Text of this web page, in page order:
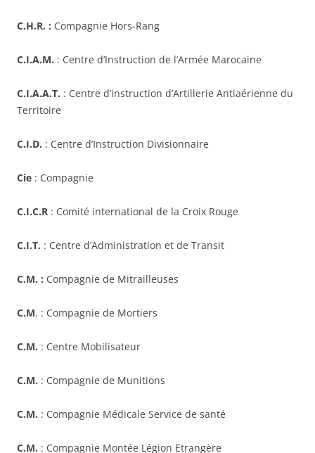
C.H.R. : Compagnie Hors-Rang
C.I.A.M. : Centre d’Instruction de l’Armée Marocaine
C.I.A.A.T. : Centre d’instruction d’Artillerie Antiaérienne du
Territoire
C.I.D. : Centre d’Instruction Divisionnaire
Cie : Compagnie
C.I.C.R : Comité international de la Croix Rouge
C.I.T. : Centre d’Administration et de Transit
C.M. : Compagnie de Mitrailleuses
C.M. : Compagnie de Mortiers
C.M. : Centre Mobilisateur
C.M. : Compagnie de Munitions
C.M. : Compagnie Médicale Service de santé
C.M. : Compagnie Montée Légion Etrangère